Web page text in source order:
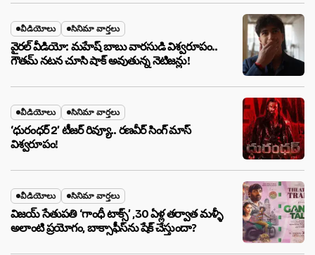
వీడియోలు సినిమా వార్తలు
వైరల్ వీడియో: మహేష్ బాబు వారసుడి విశ్వరూపం..
గౌతమ్ నటన చూసి షాక్ అవుతున్న నెటిజన్లు!
వీడియోలు సినిమా వార్తలు
‘ధురంధర్ 2’ టీజర్ రివ్యూ.. రణవీర్ సింగ్ మాస్
విశ్వరూపం!
వీడియోలు సినిమా వార్తలు
విజయ్ సేతుపతి ‘గాంధీ టాక్స్’ ,30 ఏళ్ల తర్వాత మళ్ళీ
అలాంటి ప్రయోగం, బాక్సాఫీస్‌ను షేక్ చేస్తుందా?